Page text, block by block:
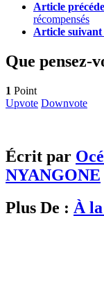
Article
récompensés
Article suivant
Que pensez-
1 Point
Upvote Downvote
Écrit par
NYANGONE
Plus De : À